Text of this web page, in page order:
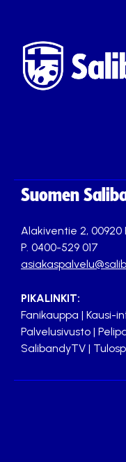
Suomen
Alakiventie 2, 00920
P. 0400-529 017
PIKALINKIT:
Fanikauppa | Kausi-
Palvelusivusto |
SalibandyTV |